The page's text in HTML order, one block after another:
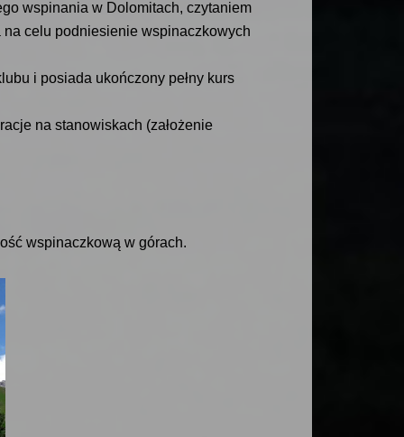
wspinania w Dolomitach, czytaniem
celu podniesienie wspinaczkowych
i posiada ukończony pełny kurs
na stanowiskach (założenie
wspinaczkową w górach.